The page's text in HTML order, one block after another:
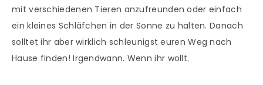
mit verschiedenen Tieren anzufreunden oder einfach
ein kleines Schläfchen in der Sonne zu halten. Danach
solltet ihr aber wirklich schleunigst euren Weg nach
Hause finden! Irgendwann. Wenn ihr wollt.